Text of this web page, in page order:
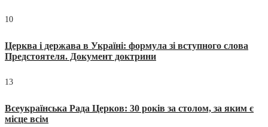
10
Церква і держава в Україні: формула зі вступного слова
Предстоятеля. Документ доктрини
13
Всеукраїнська Рада Церков: 30 років за столом, за яким є
місце всім